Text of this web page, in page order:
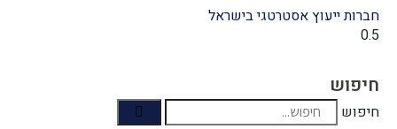
בישראל